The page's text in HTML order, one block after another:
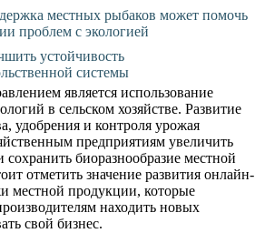
местных рыбаков может помочь
проблем с экологией
устойчивость
системы
является использование
в сельском хозяйстве. Развитие
удобрения и контроля урожая
предприятиям увеличить
сохранить биоразнообразие местной
отметить значение развития онлайн-
местной продукции, которые
находить новых
свой бизнес.